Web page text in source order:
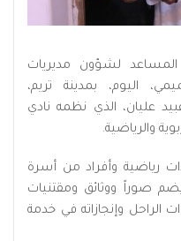
لشؤون مديريات
اليوم، بمدينة تريم،
عليان، الذي نظمه نادي
والرياضية.
رياضية وأفراد من أسرة
صوراً ووثائق ومقتنيات
وإنجازاته في خدمة